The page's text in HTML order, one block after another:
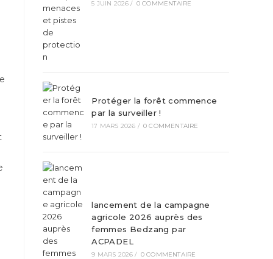
5 JUIN 2026 / 0 COMMENTAIRE
Protéger la forêt commence
par la surveiller !
17 MARS 2026 / 0 COMMENTAIRE
lancement de la campagne
agricole 2026 auprès des
femmes Bedzang par
ACPADEL
9 MARS 2026 / 0 COMMENTAIRE